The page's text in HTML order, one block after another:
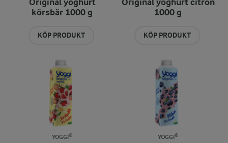
körsbär 1000 g
KÖP PRODUKT
1000 g
KÖP PRODUKT
YOGGI® YOGGI®